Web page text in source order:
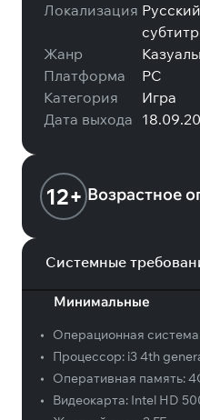
Локализация
Жанр
Платформа
PC
Категория
Игра
Дата выхода
12+ Возрастное
Системные
Минимальные
• Операционная
•
Процессор: i3 4th
•
Оперативная память:
•
Видеокарта: Intel HD